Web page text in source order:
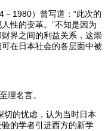
1980）曾写道：“此次的
性的变革。”不知是因为
界之间的利益关系，这崇
在日本社会的各层面中被
理名言。
切的忧虑，认为当时日本
的学者引进西方的新学